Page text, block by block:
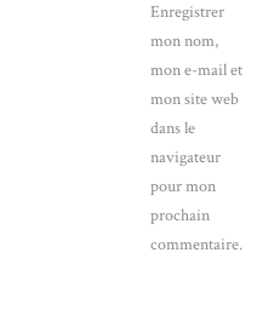
Enregistrer
mon nom,
mon e-mail et
mon site web
dans le
navigateur
pour mon
prochain
commentaire.